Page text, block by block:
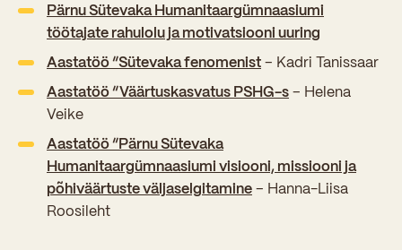
Pärnu Sütevaka Humanitaargümnaasiumi
töötajate rahulolu ja motivatsiooni uuring
Aastatöö “Sütevaka fenomenist– Kadri Tanissaar
Aastatöö “Väärtuskasvatus PSHG-s– Helena
Veike
Aastatöö “Pärnu Sütevaka
Humanitaargümnaasiumi visiooni, missiooni ja
põhiväärtuste väljaselgitamine– Hanna-Liisa
Roosileht